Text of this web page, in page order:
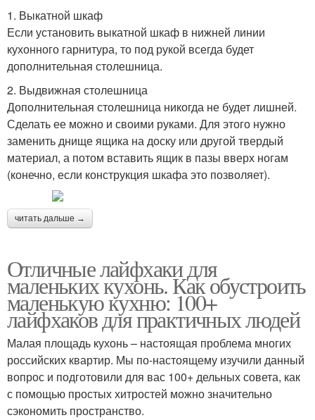
1. Выкатной шкаф
Если установить выкатной шкаф в нижней линии
кухонного гарнитура, то под рукой всегда будет
дополнительная столешница.
2. Выдвижная столешница
Дополнительная столешница никогда не будет лишней.
Сделать ее можно и своими руками. Для этого нужно
заменить днище ящика на доску или другой твердый
материал, а потом вставить ящик в пазы вверх ногам
(конечно, если конструкция шкафа это позволяет).
читать дальше →
Отличные лайфхаки для
маленьких кухонь. Как обустроить
маленькую кухню: 100+
лайфхаков для практичных людей
Малая площадь кухонь – настоящая проблема многих
российских квартир. Мы по-настоящему изучили данный
вопрос и подготовили для вас 100+ дельных совета, как
с помощью простых хитростей можно значительно
сэкономить пространство.